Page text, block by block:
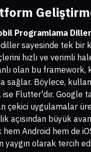
Programlama
diller sayesinde tek
hızlı ve verimli
olan bu framework,
sağlar. Böylece,
Flutter'dır. Google
çekici uygulamalar
açısından büyük
Android hem de
yaygın olarak tercih